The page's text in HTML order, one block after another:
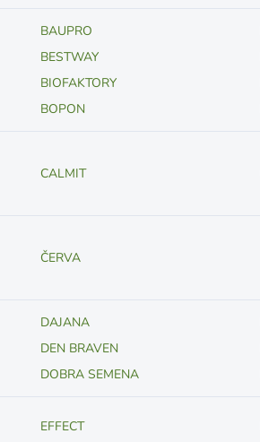
BAUPRO
BESTWAY
BIOFAKTORY
BOPON
CALMIT
ČERVA
DAJANA
DEN BRAVEN
DOBRA SEMENA
EFFECT